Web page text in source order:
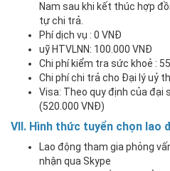
Nam sau khi kết thúc hợp
tự chi trả.
Phí dịch vụ : 0
uỹ HTVLNN: 100.000 VNĐ
Chi phí kiểm tra sức khoẻ
Chi phí chi trả cho Đại lý uỷ
Visa: Theo quy định của đại
(520.000 VNĐ)
VII. Hình thức tuyển chọn lao
Lao động tham gia phỏng
nhận qua Skype